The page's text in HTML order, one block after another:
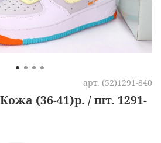
арт. (52)1291-840
(36-41)р. / шт. 1291-